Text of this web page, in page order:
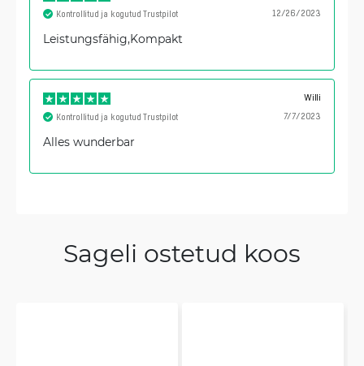
12/26/2023
Kontrollitud ja kogutud Trustpilot
Leistungsfähig,Kompakt
Willi
7/7/2023
Kontrollitud ja kogutud Trustpilot
Alles wunderbar
Sageli ostetud koos